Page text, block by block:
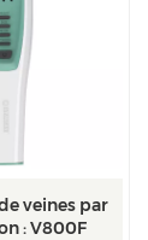
veines par
: V800F